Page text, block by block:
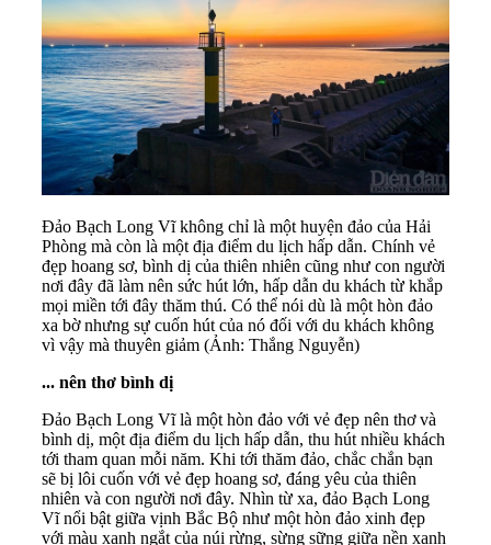
Đảo Bạch Long Vĩ không chỉ là một huyện đảo của Hải
Phòng mà còn là một địa điểm du lịch hấp dẫn. Chính vẻ
đẹp hoang sơ, bình dị của thiên nhiên cũng như con người
nơi đây đã làm nên sức hút lớn, hấp dẫn du khách từ khắp
mọi miền tới đây thăm thú. Có thể nói dù là một hòn đảo
xa bờ nhưng sự cuốn hút của nó đối với du khách không
vì vậy mà thuyên giảm (Ảnh: Thắng Nguyễn)
... nên thơ bình dị
Đảo Bạch Long Vĩlà một hòn đảo với vẻ đẹp nên thơ và
bình dị, một địa điểm du lịch hấp dẫn, thu hút nhiều khách
tới tham quan mỗi năm. Khi tới thăm đảo, chắc chắn bạn
sẽ bị lôi cuốn với vẻ đẹp hoang sơ, đáng yêu của thiên
nhiên và con người nơi đây. Nhìn từ xa, đảo Bạch Long
Vĩ nổi bật giữa vịnh Bắc Bộ như một hòn đảo xinh đẹp
với màu xanh ngắt của núi rừng, sừng sững giữa nền xanh